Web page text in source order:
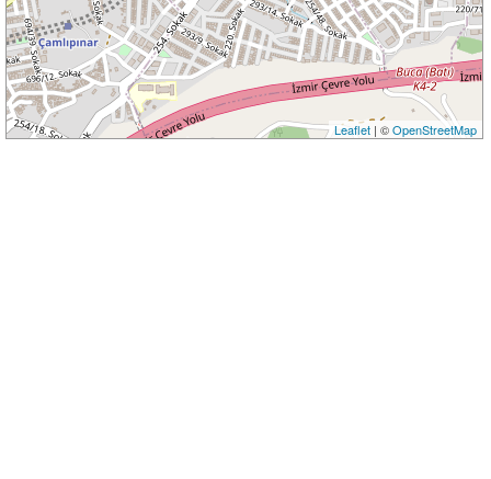
Leaflet| ©OpenStreetMap